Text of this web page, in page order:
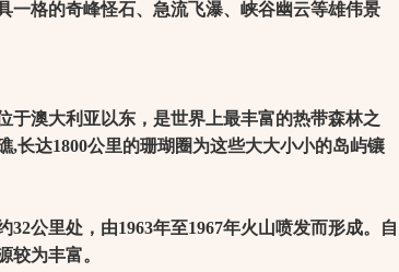
一格的奇峰怪石、急流飞瀑、峡谷幽云等雄伟景
澳大利亚以东，是世界上最丰富的热带森林之
长达1800公里的珊瑚圈为这些大大小小的岛屿镶
公里处，由1963年至1967年火山喷发而形成。自
较为丰富。